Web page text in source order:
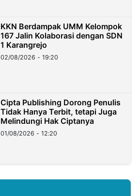
KKN Berdampak UMM Kelompok
167 Jalin Kolaborasi dengan SDN
1 Karangrejo
02/08/2026 - 19:20
Cipta Publishing Dorong Penulis
Tidak Hanya Terbit, tetapi Juga
Melindungi Hak Ciptanya
01/08/2026 - 12:20